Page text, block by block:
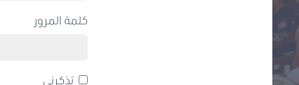
كلمة المرور
تذكرنى